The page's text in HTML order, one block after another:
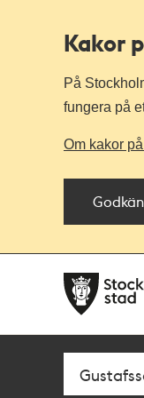
Kakor
På
fungera på
Om kakor
navigationen
huvudinnehållet
Sök